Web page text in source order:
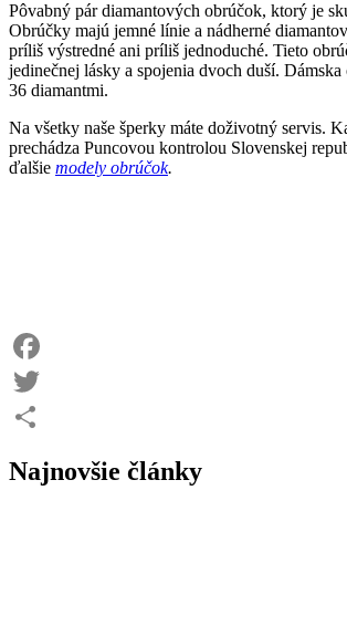
Pôvabný pár diamantových obrúčok, ktorý je
Obrúčky majú jemné línie a nádherné
príliš výstredné ani príliš jednoduché. Tieto
jedinečnej lásky a spojenia dvoch duší. Dámska
36 diamantmi.
Na všetky naše šperky máte doživotný servis.
prechádza Puncovou kontrolou Slovenskej
ďalšie modely obrúčok.
Facebook
Twitter
Najnovšie články